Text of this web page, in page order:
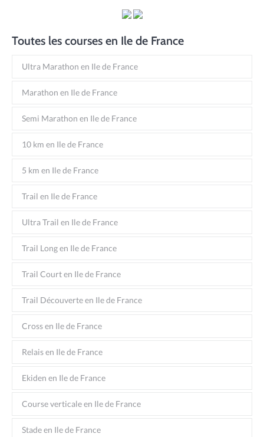
Toutes les courses en Ile de France
Ultra Marathon en Ile de France
Marathon en Ile de France
Semi Marathon en Ile de France
10 km en Ile de France
5 km en Ile de France
Trail en Ile de France
Ultra Trail en Ile de France
Trail Long en Ile de France
Trail Court en Ile de France
Trail Découverte en Ile de France
Cross en Ile de France
Relais en Ile de France
Ekiden en Ile de France
Course verticale en Ile de France
Stade en Ile de France